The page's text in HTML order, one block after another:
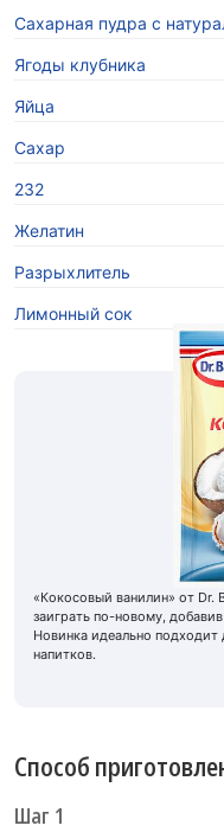
Сахарная пудра с
Ягоды клубника
Яйца
Сахар
232
Желатин
Разрыхлитель
Лимонный сок
«Кокосовый ванилин» от Dr.
заиграть по-новому,
Новинка идеально подходит
напитков.
Способ
Шаг 1